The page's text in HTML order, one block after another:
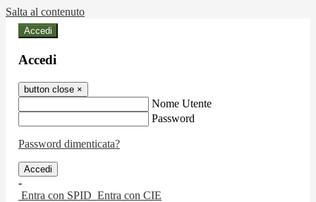
Salta al contenuto
Accedi
Accedi
button close ×
Nome Utente
Password
Password dimenticata?
-
Entra con SPID Entra con CIE